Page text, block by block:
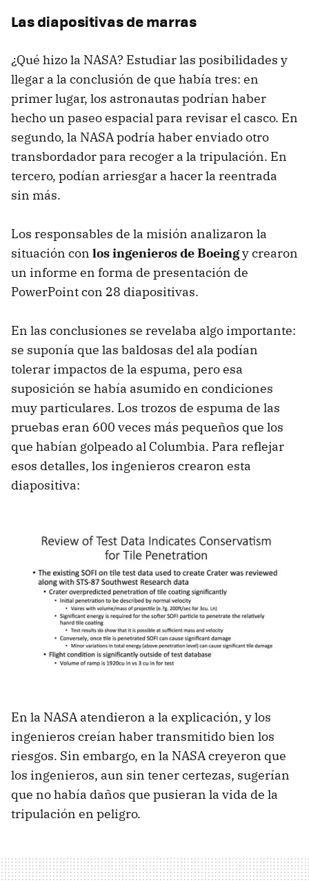
Las diapositivas de marras
¿Qué hizo la NASA? Estudiar las posibilidades y
llegar a la conclusión de que había tres: en
primer lugar, los astronautas podrían haber
hecho un paseo espacial para revisar el casco. En
segundo, la NASA podría haber enviado otro
transbordador para recoger a la tripulación. En
tercero, podían arriesgar a hacer la reentrada
sin más.
Los responsables de la misión analizaron la
situación con los ingenieros de Boeingy crearon
un informe en forma de presentación de
PowerPoint con 28 diapositivas.
En las conclusiones se revelaba algo importante:
se suponía que las baldosas del ala podían
tolerar impactos de la espuma, pero esa
suposición se había asumido en condiciones
muy particulares. Los trozos de espuma de las
pruebas eran 600 veces más pequeños que los
que habían golpeado al Columbia. Para reflejar
esos detalles, los ingenieros crearon esta
diapositiva:
En la NASA atendieron a la explicación, y los
ingenieros creían haber transmitido bien los
riesgos. Sin embargo, en la NASA creyeron que
los ingenieros, aun sin tener certezas, sugerían
que no había daños que pusieran la vida de la
tripulación en peligro.